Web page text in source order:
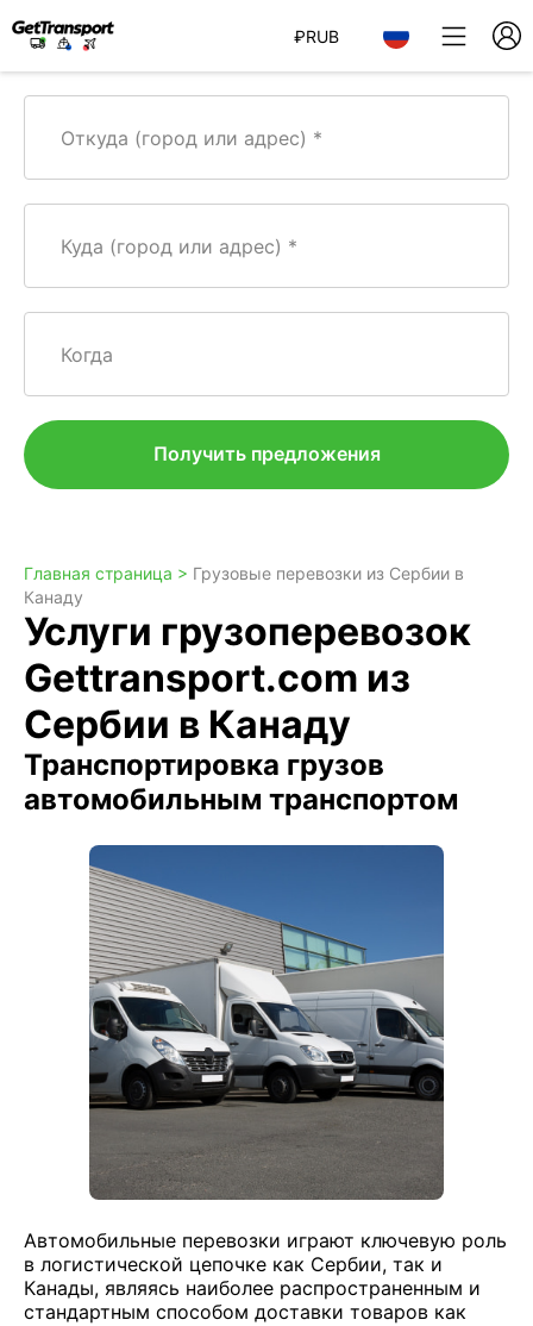
₽RUB
Откуда (город или адрес)
Куда (город или адрес)
Когда
Получить предложения
Главная страница > Грузовые перевозки из Сербии в
Канаду
Услуги грузоперевозок
Gettransport.com из
Сербии в Канаду
Транспортировка грузов
автомобильным транспортом
Автомобильные перевозки играют ключевую роль
в логистической цепочке как Сербии, так и
Канады, являясь наиболее распространенным и
стандартным способом доставки товаров как